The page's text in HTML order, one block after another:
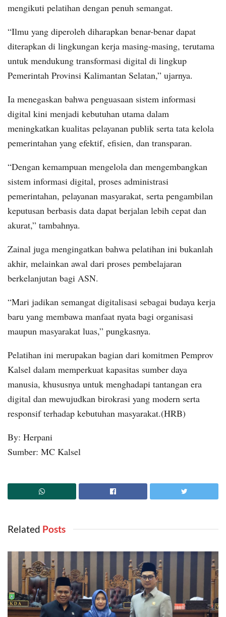
mengikuti pelatihan dengan penuh semangat.
“Ilmu yang diperoleh diharapkan benar-benar dapat
diterapkan di lingkungan kerja masing-masing, terutama
untuk mendukung transformasi digital di lingkup
Pemerintah Provinsi Kalimantan Selatan,” ujarnya.
Ia menegaskan bahwa penguasaan sistem informasi
digital kini menjadi kebutuhan utama dalam
meningkatkan kualitas pelayanan publik serta tata kelola
pemerintahan yang efektif, efisien, dan transparan.
“Dengan kemampuan mengelola dan mengembangkan
sistem informasi digital, proses administrasi
pemerintahan, pelayanan masyarakat, serta pengambilan
keputusan berbasis data dapat berjalan lebih cepat dan
akurat,” tambahnya.
Zainal juga mengingatkan bahwa pelatihan ini bukanlah
akhir, melainkan awal dari proses pembelajaran
berkelanjutan bagi ASN.
“Mari jadikan semangat digitalisasi sebagai budaya kerja
baru yang membawa manfaat nyata bagi organisasi
maupun masyarakat luas,” pungkasnya.
Pelatihan ini merupakan bagian dari komitmen Pemprov
Kalsel dalam memperkuat kapasitas sumber daya
manusia, khususnya untuk menghadapi tantangan era
digital dan mewujudkan birokrasi yang modern serta
responsif terhadap kebutuhan masyarakat.(HRB)
By: Herpani
Sumber: MC Kalsel
Related ‎ Posts